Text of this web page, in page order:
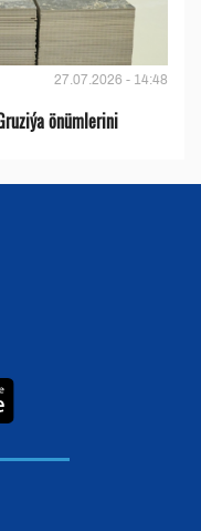
27.07.2026 - 14:48
önümlerini